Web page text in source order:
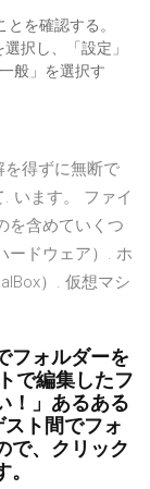
を確認する。
択し、「設定」
般」を選択す
得ずに無断で
います。 ファイ
を含めていくつ
ードウェア）. ホ
）. 仮想マシ
フォルダーを
で編集したフ
！」あるある
ト間でフォ
で、クリック